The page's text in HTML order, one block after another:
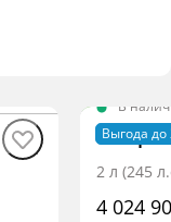
Выгода до
В
T1
2 л (245
4 024